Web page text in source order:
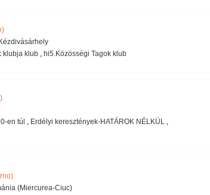
klubja klub, hi5.Közösségi Tagok klub
en túl , Erdélyi keresztények-HATÁROK NÉLKÜL,
(Miercurea-Ciuc)